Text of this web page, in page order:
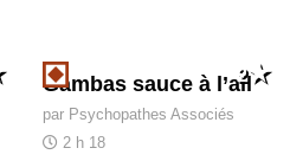
Gambas sauce à l’aïl
par Psychopathes Associés
2 h 18
2